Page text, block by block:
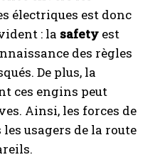
électriques est donc
: la safety est
des règles
De plus, la
ces engins peut
Ainsi, les forces de
usagers de la route